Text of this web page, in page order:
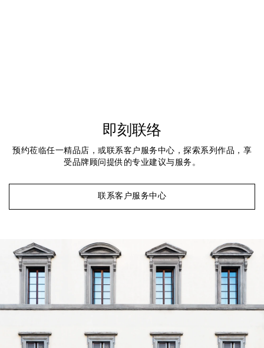
即刻联络
预约莅临任一精品店，或联系客户服务中心，探索系列作品，享
受品牌顾问提供的专业建议与服务。
联系客户服务中心